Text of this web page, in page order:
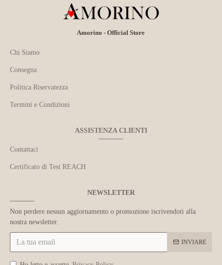
Amorino - Official Store
Chi Siamo
Consegna
Politica Riservatezza
Termini e Condizioni
ASSISTENZA CLIENTI
Contattaci
Certificato di Test REACH
NEWSLETTER
Non perdere nessun aggiornamento o promozione iscrivendoti alla
nostra newsletter.
INVIARE